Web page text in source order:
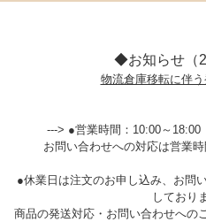
◆お知らせ（
物流倉庫移転に伴
---> ●営業時間：10:00～18:00
お問い合わせへの対応は営業
●休業日は注文のお申し込み、お問
しており
商品の発送対応・お問い合わせへの